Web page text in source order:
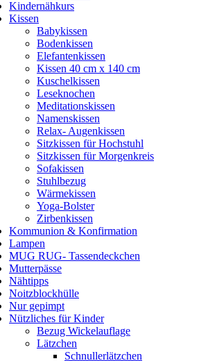
Kindernähkurs
Kissen
Babykissen
Bodenkissen
Elefantenkissen
Kissen 40 cm x 140 cm
Kuschelkissen
Leseknochen
Meditationskissen
Namenskissen
Relax- Augenkissen
Sitzkissen für Hochstuhl
Sitzkissen für Morgenkreis
Sofakissen
Stuhlbezug
Wärmekissen
Yoga-Bolster
Zirbenkissen
Kommunion & Konfirmation
Lampen
MUG RUG- Tassendeckchen
Mutterpässe
Nähtipps
Noitzblockhülle
Nur gepimpt
Nützliches für Kinder
Bezug Wickelauflage
Lätzchen
Schnullerlätzchen